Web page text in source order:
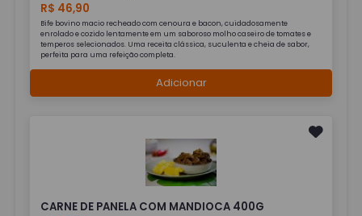
R$ 46,90
Bife bovino macio recheado com cenoura e bacon, cuidadosamente
enrolado e cozido lentamente em um saboroso molho caseiro de tomates e
temperos selecionados. Uma receita clássica, suculenta e cheia de sabor,
perfeita para uma refeição completa.
Adicionar
CARNE DE PANELA COM MANDIOCA 400G